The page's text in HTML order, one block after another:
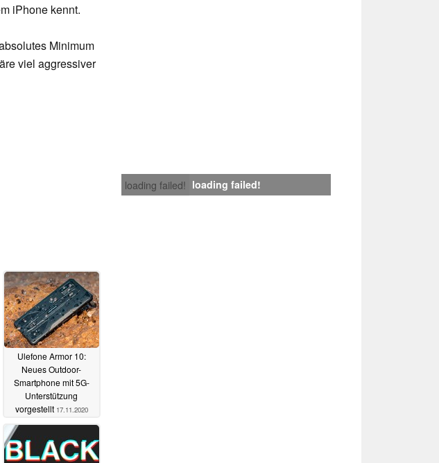
iPhone kennt.
Minimum
viel aggressiver
loading failed! loading failed!
Ulefone Armor 10:
Neues Outdoor-
Smartphone mit 5G-
Unterstützung
vorgestellt 17.11.2020